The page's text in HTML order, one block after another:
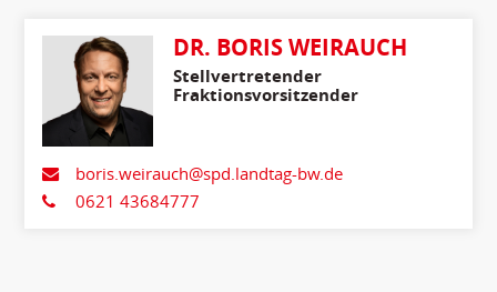
DR. BORIS WEIRAUCH
Stellvertretender
Fraktionsvorsitzender
boris.weirauch@spd.landtag-bw.de
0621 43684777